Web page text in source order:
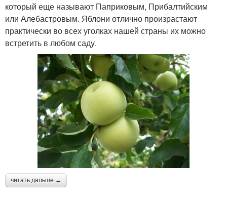
который еще называют Паприковым, Прибалтийским
или Алебастровым. Яблони отлично произрастают
практически во всех уголках нашей страны их можно
встретить в любом саду.
читать дальше →